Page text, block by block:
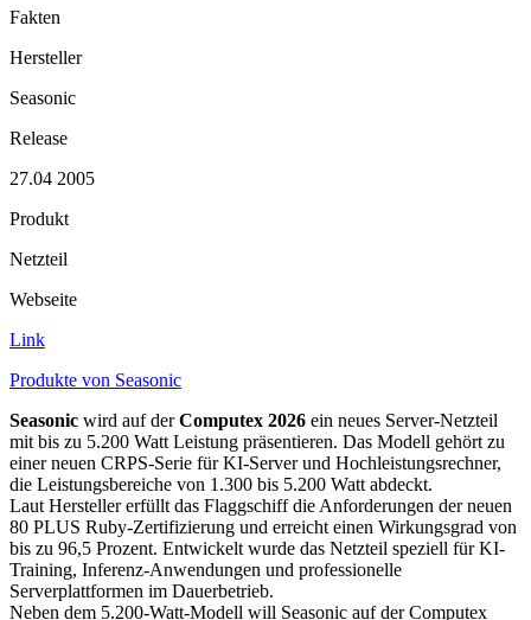
Fakten
Hersteller
Seasonic
Release
27.04 2005
Produkt
Netzteil
Webseite
Link
Produkte von Seasonic
Seasonic wird auf derComputex 2026 ein neues Server-Netzteil
mit bis zu 5.200 Watt Leistung präsentieren. Das Modell gehört zu
einer neuen CRPS-Serie für KI-Server und Hochleistungsrechner,
die Leistungsbereiche von 1.300 bis 5.200 Watt abdeckt.
Laut Hersteller erfüllt das Flaggschiff die Anforderungen der neuen
80 PLUS Ruby-Zertifizierung und erreicht einen Wirkungsgrad von
bis zu 96,5 Prozent. Entwickelt wurde das Netzteil speziell für KI-
Training, Inferenz-Anwendungen und professionelle
Serverplattformen im Dauerbetrieb.
Neben dem 5.200-Watt-Modell will Seasonic auf der Computex